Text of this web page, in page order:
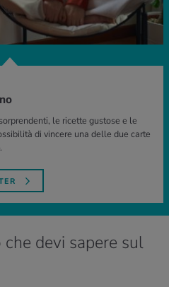
le ricette gustose e le
di vincere una delle due carte
devi sapere sul